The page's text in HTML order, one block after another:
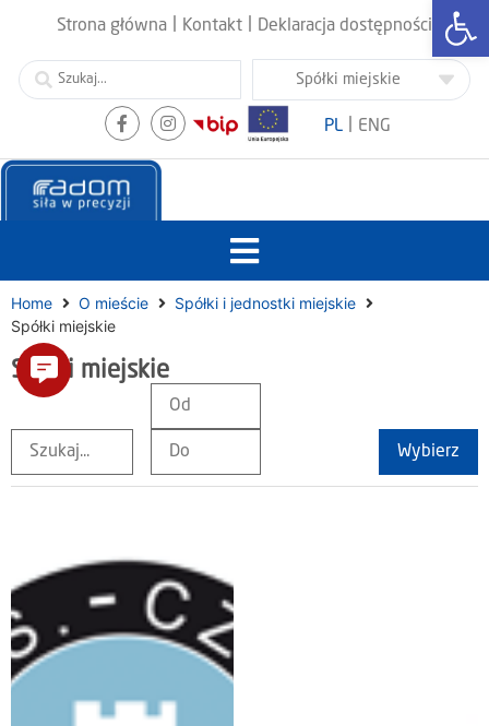
Strona główna Kontakt Deklaracja dostępności
PL ENG
Home O mieście
Spółki i jednostki miejskie
Spółki miejskie
Spółki miejskie
Wybierz